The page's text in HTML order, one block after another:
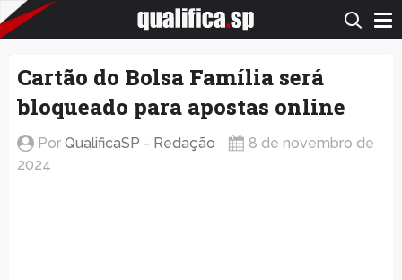
QualificaSP.com
Cartão do Bolsa Família será
bloqueado para apostas online
Por QualificaSP - Redação
8 de novembro de
2024